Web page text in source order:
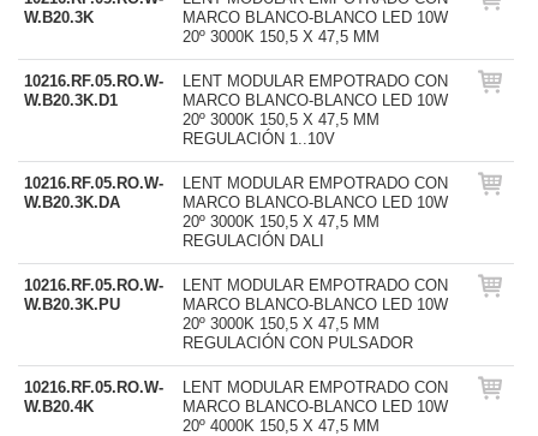
W.B20.3K
MARCO BLANCO-BLANCO LED 10W
20º 3000K 150,5 X 47,5 MM
10216.RF.05.RO.W-
W.B20.3K.D1
LENT MODULAR EMPOTRADO CON
MARCO BLANCO-BLANCO LED 10W
20º 3000K 150,5 X 47,5 MM
REGULACIÓN 1..10V
10216.RF.05.RO.W-
W.B20.3K.DA
LENT MODULAR EMPOTRADO CON
MARCO BLANCO-BLANCO LED 10W
20º 3000K 150,5 X 47,5 MM
REGULACIÓN DALI
10216.RF.05.RO.W-
W.B20.3K.PU
LENT MODULAR EMPOTRADO CON
MARCO BLANCO-BLANCO LED 10W
20º 3000K 150,5 X 47,5 MM
REGULACIÓN CON PULSADOR
10216.RF.05.RO.W-
W.B20.4K
LENT MODULAR EMPOTRADO CON
MARCO BLANCO-BLANCO LED 10W
20º 4000K 150,5 X 47,5 MM